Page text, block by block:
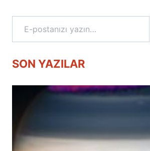
E-postanızı yazın…
SON YAZILAR